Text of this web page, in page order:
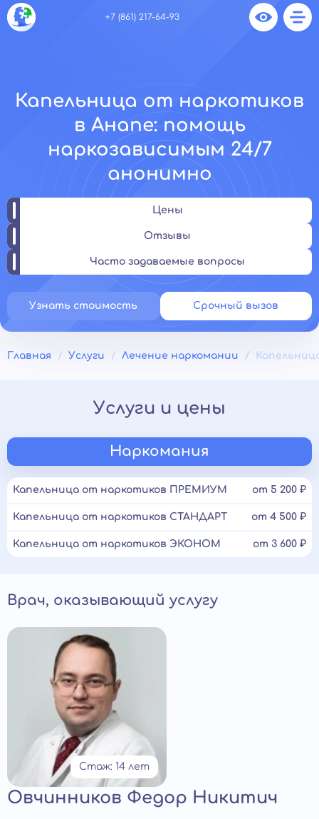
+7 (861) 217-64-93
Капельница от наркотиков
в Анапе: помощь
наркозависимым 24/7
анонимно
Цены
Отзывы
Часто задаваемые вопросы
Узнать стоимость Срочный вызов
Главная Услуги Лечение наркомании
Услуги и цены
Наркомания
Капельница от наркотиков ПРЕМИУМ от 5 200 ₽
Капельница от наркотиков СТАНДАРТ от 4 500 ₽
Капельница от наркотиков ЭКОНОМ от 3 600 ₽
Врач, оказывающий услугу
Стаж: 14 лет
Овчинников Федор Никитич